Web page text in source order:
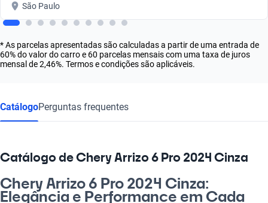
São Paulo
* As parcelas apresentadas são calculadas a partir de uma entrada de
60% do valor do carro e 60 parcelas mensais com uma taxa de juros
mensal de 2,46%. Termos e condições são aplicáveis.
CatálogoPerguntas frequentes
Catálogo de Chery Arrizo 6 Pro 2024 Cinza
Chery Arrizo 6 Pro 2024 Cinza:
Elegância e Performance em Cada